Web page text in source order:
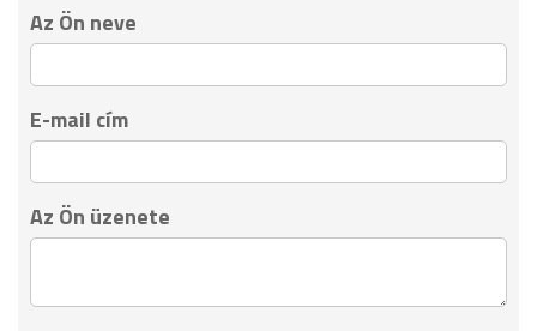
Az Ön neve
E-mail cím
Az Ön üzenete